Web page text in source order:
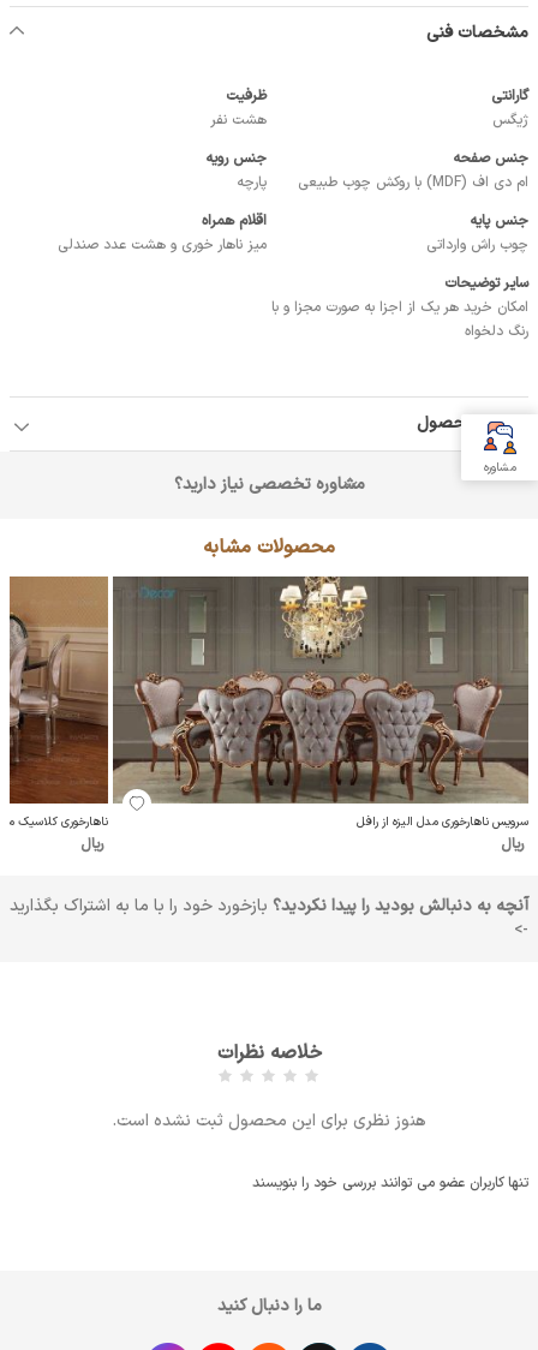
مشخصات فنی
گارانتی
ژیگس
ظرفیت
هشت نفر
جنس صفحه
ام دی اف (MDF) با روکش چوب طبیعی
جنس رویه
پارچه
جنس پایه
چوب راش وارداتی
اقلام همراه
میز ناهار خوری و هشت عدد صندلی
سایر توضیحات
امکان خرید هر یک از اجزا به صورت مجزا و با
رنگ دلخواه
جزئیات محصول
مشاوره تخصصی نیاز دارید؟
محصولات مشابه
سرویس ناهارخوری مدل الیزه از رافل
ریال
ناهارخوری کلاسیک
ریال
آنچه به دنبالش بودید را پیدا نکردید؟ بازخورد خود را با ما به اشتراک بگذارید
->
خلاصه نظرات
هنوز نظری برای این محصول ثبت نشده است.
تنها کاربران عضو می توانند بررسی خود را بنویسند
ما را دنبال کنید
مشاوره